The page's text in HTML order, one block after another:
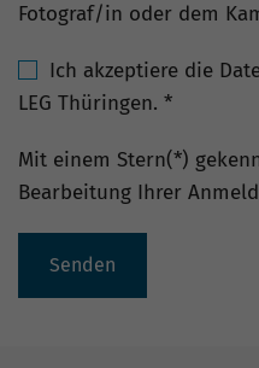
Fotograf/in oder dem
Ich akzeptiere die
LEG Thüringen. *
Mit einem Stern(*)
Bearbeitung Ihrer
Senden